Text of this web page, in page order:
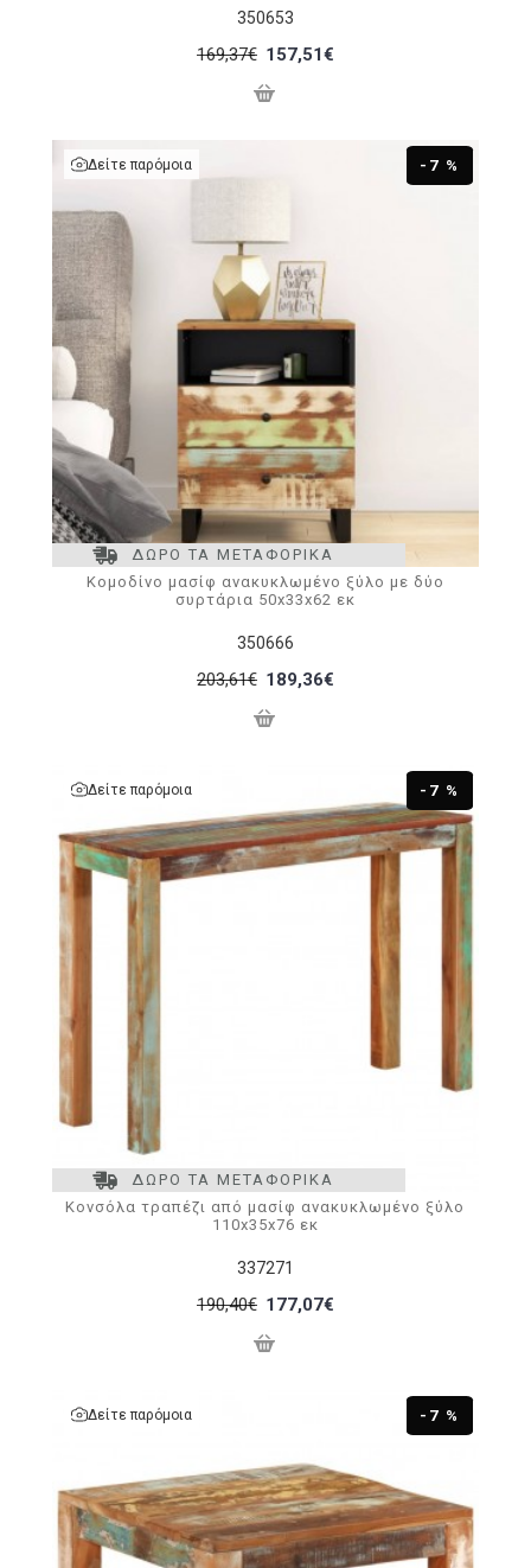
350653
169,37€ 157,51€
ΔΩΡΟ ΤΑ ΜΕΤΑΦΟΡΙΚΑ
-7 %
Δείτε παρόμοια
350666
Κομοδίνο μασίφ ανακυκλωμένο ξύλο με δύο
συρτάρια 50x33x62 εκ
203,61€ 189,36€
ΔΩΡΟ ΤΑ ΜΕΤΑΦΟΡΙΚΑ
-7 %
Δείτε παρόμοια
337271
Κονσόλα τραπέζι από μασίφ ανακυκλωμένο ξύλο
110x35x76 εκ
190,40€ 177,07€
-7 %
Δείτε παρόμοια